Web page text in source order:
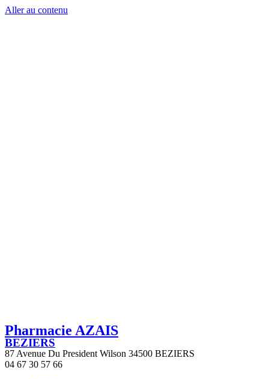
Aller au contenu
Pharmacie AZAIS
BEZIERS
87 Avenue Du President Wilson 34500 BEZIERS
04 67 30 57 66